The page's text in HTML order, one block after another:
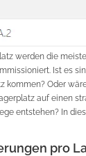
werden die
Ist es
kommen? Oder
auf einen
entstehen? In
pro